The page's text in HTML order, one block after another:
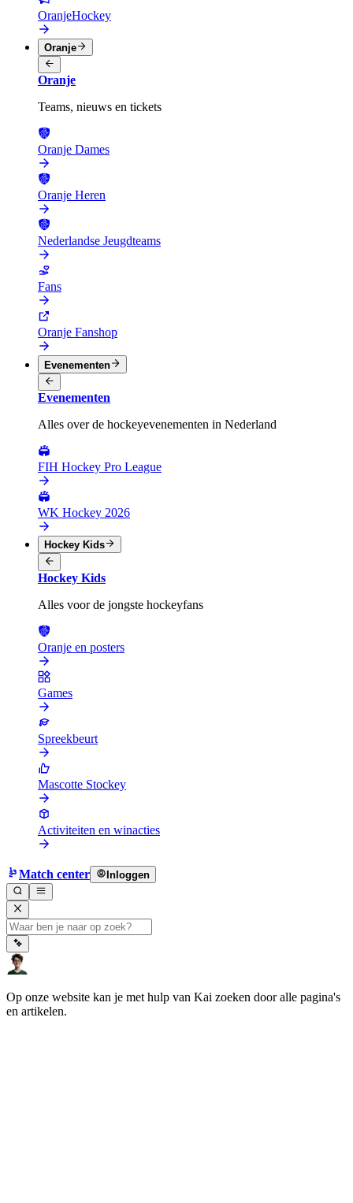
OranjeHockey
Oranje
Oranje
Teams, nieuws en tickets
Oranje Dames
Oranje Heren
Nederlandse Jeugdteams
Fans
Oranje Fanshop
Evenementen
Evenementen
Alles over de hockeyevenementen in Nederland
FIH Hockey Pro League
WK Hockey 2026
Hockey Kids
Hockey Kids
Alles voor de jongste hockeyfans
Oranje en posters
Games
Spreekbeurt
Mascotte Stockey
Activiteiten en winacties
Match center Inloggen
Op onze website kan je met hulp van Kai zoeken door alle pagina's
en artikelen.